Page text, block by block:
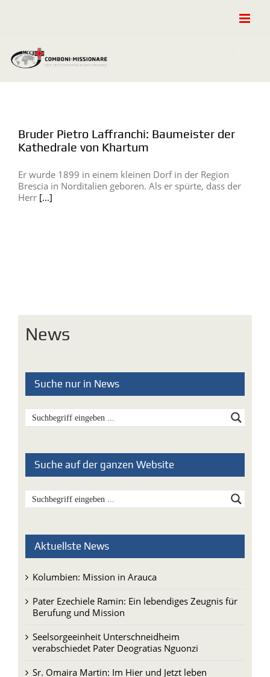
Bruder Pietro Laffranchi: Baumeister der
Kathedrale von Khartum
Er wurde 1899 in einem kleinen Dorf in der Region
Brescia in Norditalien geboren. Als er spürte, dass der
Herr [...]
News
Suche nur in News
Suche auf der ganzen Website
Aktuellste News
Kolumbien: Mission in Arauca
Pater Ezechiele Ramin: Ein lebendiges Zeugnis für
Berufung und Mission
Seelsorgeeinheit Unterschneidheim
verabschiedet Pater Deogratias Nguonzi
Sr. Omaira Martin: Im Hier und Jetzt leben